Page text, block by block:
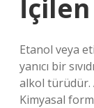
Etanol veya
yanıcı bir
alkol türüdür.
Kimyasal